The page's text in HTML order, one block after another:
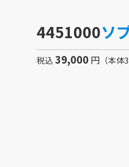
出版（全音楽譜出版社
出版（カワイ出版）
C&R（作品管理）
4451000ソ
税込 39,000 円 （本